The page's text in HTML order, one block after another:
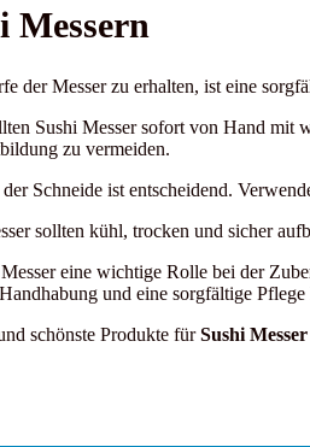
Messern
der Messer zu erhalten, ist eine
Sushi Messer sofort von Hand mit
zu vermeiden.
Schneide ist entscheidend.
sollten kühl, trocken und sicher
eine wichtige Rolle bei der
und eine sorgfältige
schönste Produkte fürSushi Messer